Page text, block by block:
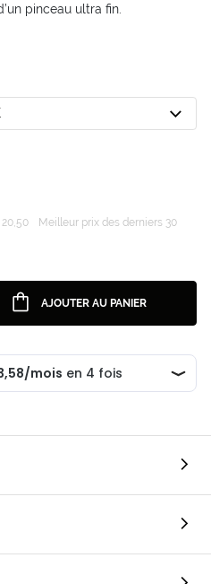
pinceau ultra fin.
Meilleur prix des derniers 30
AJOUTER AU PANIER